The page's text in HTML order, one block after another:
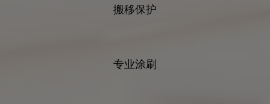
搬移保护
专业涂刷